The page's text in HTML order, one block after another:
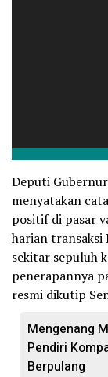
Deputi
menyatakan
positif di pasar
harian transaksi
sekitar sepuluh
penerapannya
resmi dikutip
Mengenang
Pendiri
Berpulang